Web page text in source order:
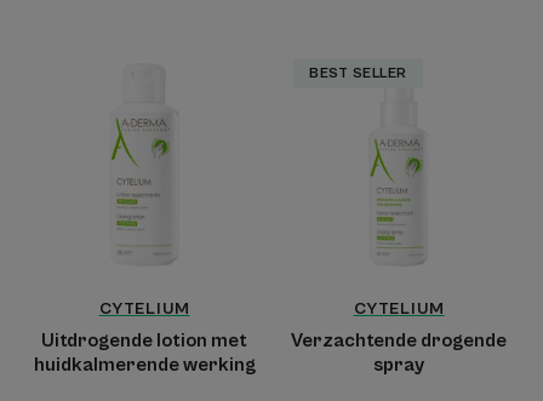
huidkalmerende
CYTELIUM
Uitdrogende lotion met
huidkalmerende werking
drogende
BEST SELLER
CYTELIUM
Verzachtende drogende
spray